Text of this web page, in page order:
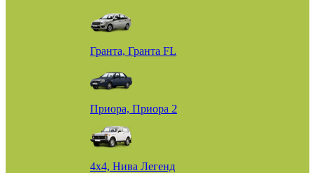
Гранта, Гранта FL
Приора, Приора 2
4х4, Нива Легенд